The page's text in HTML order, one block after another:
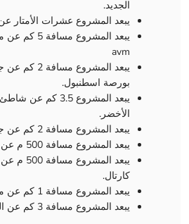
الجديد.
يبعد المشروع عشرات الأمتار
يبعد المشروع
avm
يبعد المشروع
بورصة اسطنبول.
يبعد المشروع 3.5 كم
الأخضر.
يبعد المشروع مسافة 2 كم عن جامعة مرمرة
يبعد المشروع مسافة 500 م عن مدرسة كارتال.
يبعد
كارتال.
يبعد المشروع مسافة 1 كم عن محكمة المدينة.
يبعد المشروع مسافة 3 كم عن البحر.